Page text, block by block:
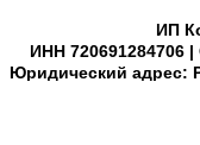
ИП
ИНН 720691284706
Юридический адрес: